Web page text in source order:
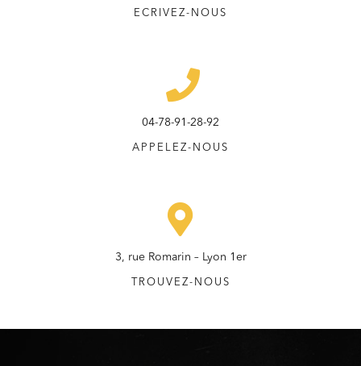
ECRIVEZ-NOUS
04-78-91-28-92
APPELEZ-NOUS
3, rue Romarin – Lyon 1er
TROUVEZ-NOUS